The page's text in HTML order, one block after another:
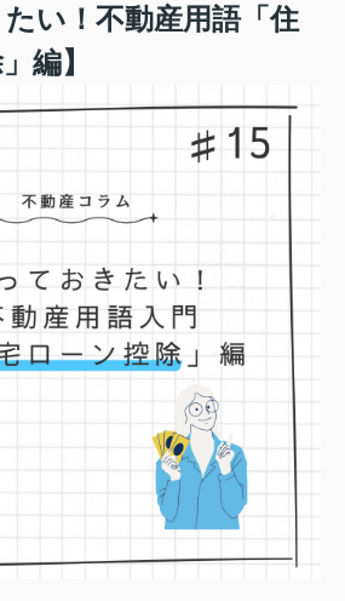
たい！不動産用語「住
編】